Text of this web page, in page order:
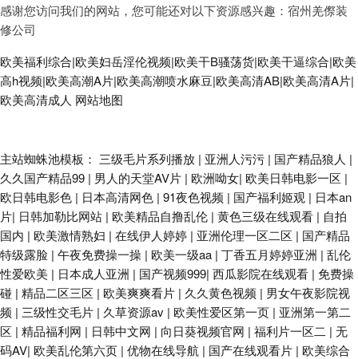
感谢您访问我们的网站，您可能还对以下资源感兴趣：宿州羌傺装
修公司
欧美福利综合|欧美妇岳淫伦视频|欧美干B骚荡货|欧美干逼综合|欧美
高h视频|欧美高潮A片|欧美高潮喷水麻豆|欧美高清AB|欧美高清A片|
欧美高清成人 网站地图
福利五区 91亚洲传媒51 91你懂的在线 91免费看视频 伊人黃色毛片 亚洲综
合激 视频综合久 日本A片网址 日本不卡一二三区 日本歐美電影 午夜福利AV
影片 91传媒性爱视频 大香蕉伊人网 狼友青草园 网站96熟女 中文AV在看 超
碰超在线 91大神论理少妇 国产精品播放 神马影院午夜限制 国产乱乱一区二
区 婷婷丁香五月导航 爱豆AV首页 在线观AV 黄色日逼视频 天天干精品一区
主站蜘蛛池模板： 三级毛片系列播放 | 亚洲人污污 | 国产精品狼人 |
久久国产精品99 | 男人的天堂AV片 | 欧洲呦女| 欧美日韩电影一区 |
欧日韩电影色 | 日本高清网色 | 91夜色视频 | 国产福利姬观 | 日本an
片| 日韩加勒比网站 | 欧美精品自撸乱伦 | 黄色三级在线观看 | 自拍
国内 | 欧美激情熟妇 | 在线伊人婷婷 | 亚洲伦理一区二区 | 国产精品
特级露脸 | 午夜免费操一操 | 欧美一级aa | 丁香五月婷婷亚洲 | 乱伦
性爱欧美 | 日本成人亚洲 | 国产视频999| 西瓜影院在线观看 | 免费操
碰 | 精品二区三区 | 欧美爽爽看片 | 久久黄色视频 | 男女午夜影院视
频 | 三级性交毛片 | 久草资源av | 欧美性爱区第一页 | 亚洲第一第二
区 | 精品福利网 | 日韩中文网 | 向日葵视频官网 | 福利片一区二 | 无
码AV| 欧美乱伦第六页 | 优物在线导航 | 国产在线观看片 | 欧美综合